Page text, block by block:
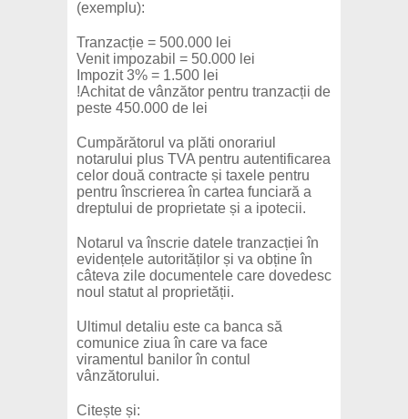
(exemplu):
Tranzacție = 500.000 lei
Venit impozabil = 50.000 lei
Impozit 3% = 1.500 lei
!Achitat de vânzător pentru tranzacții de
peste 450.000 de lei
Cumpărătorul va plăti onorariul
notarului plus TVA pentru autentificarea
celor două contracte și taxele pentru
pentru înscrierea în cartea funciară a
dreptului de proprietate și a ipotecii.
Notarul va înscrie datele tranzacției în
evidențele autorităților și va obține în
câteva zile documentele care dovedesc
noul statut al proprietății.
Ultimul detaliu este ca banca să
comunice ziua în care va face
viramentul banilor în contul
vânzătorului.
Citește și: